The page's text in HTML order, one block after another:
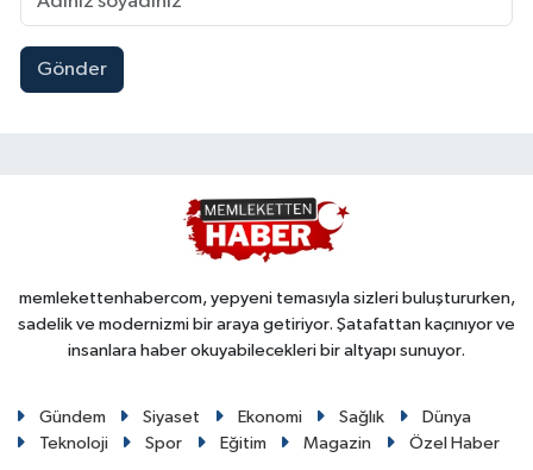
Gönder
memlekettenhabercom, yepyeni temasıyla sizleri buluştururken,
sadelik ve modernizmi bir araya getiriyor. Şatafattan kaçınıyor ve
insanlara haber okuyabilecekleri bir altyapı sunuyor.
Gündem Siyaset Ekonomi Sağlık
Dünya
Teknoloji
Spor Eğitim Magazin Özel Haber